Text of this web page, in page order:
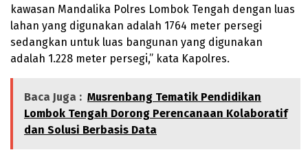
kawasan Mandalika Polres Lombok Tengah dengan luas
lahan yang digunakan adalah 1764 meter persegi
sedangkan untuk luas bangunan yang digunakan
adalah 1.228 meter persegi,” kata Kapolres.
Baca Juga : Musrenbang Tematik Pendidikan
Lombok Tengah Dorong Perencanaan Kolaboratif
dan Solusi Berbasis Data